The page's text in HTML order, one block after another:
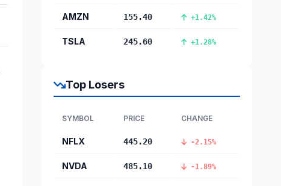
AMZN 155.40 +1.42%
TSLA 245.60 +1.28%
Top Losers
SYMBOL PRICE CHANGE
NFLX 445.20 -2.15%
NVDA 485.10 -1.89%